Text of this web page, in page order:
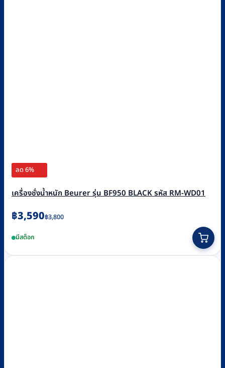
ลด 6%
เครื่องชั่งน้ำหนัก Beurer รุ่น BF950 BLACK รหัส RM-WD01
฿3,800
Original
was:
฿3,800.
฿3,590
Current
is:
฿3,590.
มีสต็อก